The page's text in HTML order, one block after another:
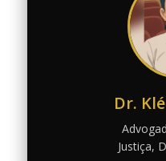
Dr.
Justiça,